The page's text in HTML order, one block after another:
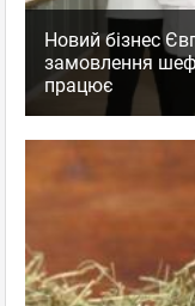
Новий бізнес
замовлення
працює